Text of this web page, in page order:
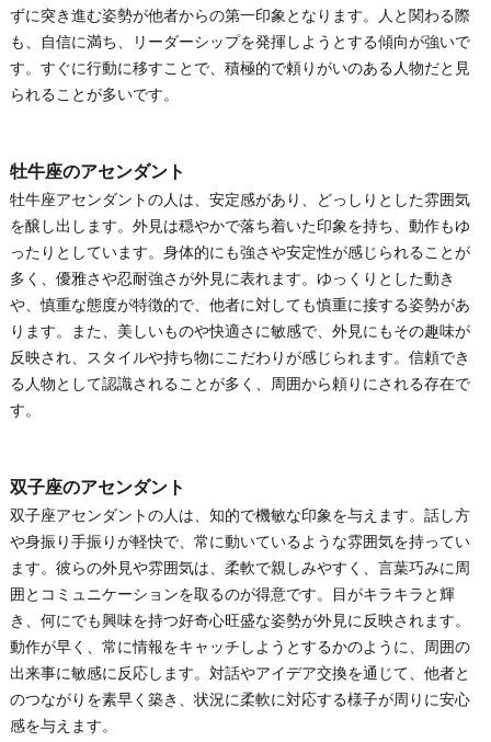
ずに突き進む姿勢が他者からの第一印象となります。人と関わる際
も、自信に満ち、リーダーシップを発揮しようとする傾向が強いで
す。すぐに行動に移すことで、積極的で頼りがいのある人物だと見
られることが多いです。
牡牛座のアセンダント
牡牛座アセンダントの人は、安定感があり、どっしりとした雰囲気
を醸し出します。外見は穏やかで落ち着いた印象を持ち、動作もゆ
ったりとしています。身体的にも強さや安定性が感じられることが
多く、優雅さや忍耐強さが外見に表れます。ゆっくりとした動き
や、慎重な態度が特徴的で、他者に対しても慎重に接する姿勢があ
ります。また、美しいものや快適さに敏感で、外見にもその趣味が
反映され、スタイルや持ち物にこだわりが感じられます。信頼でき
る人物として認識されることが多く、周囲から頼りにされる存在で
す。
双子座のアセンダント
双子座アセンダントの人は、知的で機敏な印象を与えます。話し方
や身振り手振りが軽快で、常に動いているような雰囲気を持ってい
ます。彼らの外見や雰囲気は、柔軟で親しみやすく、言葉巧みに周
囲とコミュニケーションを取るのが得意です。目がキラキラと輝
き、何にでも興味を持つ好奇心旺盛な姿勢が外見に反映されます。
動作が早く、常に情報をキャッチしようとするかのように、周囲の
出来事に敏感に反応します。対話やアイデア交換を通じて、他者と
のつながりを素早く築き、状況に柔軟に対応する様子が周りに安心
感を与えます。